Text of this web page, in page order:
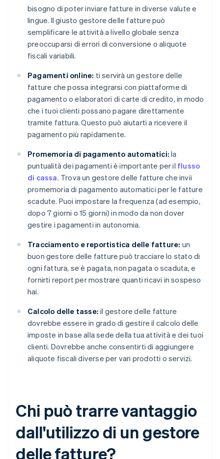
bisogno di poter inviare fatture in diverse valute e
lingue. Il giusto gestore delle fatture può
semplificare le attività a livello globale senza
preoccuparsi di errori di conversione o aliquote
fiscali variabili.
Pagamenti online: ti servirà un gestore delle
fatture che possa integrarsi con piattaforme di
pagamento o elaboratori di carte di credito, in modo
che i tuoi clienti possano pagare direttamente
tramite fattura. Questo può aiutarti a ricevere il
pagamento più rapidamente.
Promemoria di pagamento automatici: la
puntualità dei pagamenti è importante per il flusso
di cassa. Trova un gestore delle fatture che invii
promemoria di pagamento automatici per le fatture
scadute. Puoi impostare la frequenza (ad esempio,
dopo 7 giorni o 15 giorni) in modo da non dover
gestire i pagamenti in autonomia.
Tracciamento e reportistica delle fatture: un
buon gestore delle fatture può tracciare lo stato di
ogni fattura, se è pagata, non pagata o scaduta, e
fornirti report per mostrare quanti ricavi in sospeso
hai.
Calcolo delle tasse: il gestore delle fatture
dovrebbe essere in grado di gestire il calcolo delle
imposte in base alla sede della tua attività e dei tuoi
clienti. Dovrebbe anche consentirti di aggiungere
aliquote fiscali diverse per vari prodotti o servizi.
Chi può trarre vantaggio
dall'utilizzo di un gestore
delle fatture?